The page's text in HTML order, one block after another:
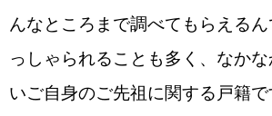
んなところまで調べてもらえる
っしゃられることも多く、なか
いご自身のご先祖に関する戸籍